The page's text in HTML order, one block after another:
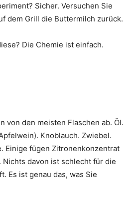
Sicher. Versuchen Sie
dem Grill die Buttermilch zurück.
Die Chemie ist einfach.
von den meisten Flaschen ab. Öl.
Knoblauch. Zwiebel.
Einige fügen Zitronenkonzentrat
Nichts davon ist schlecht für die
Es ist genau das, was Sie